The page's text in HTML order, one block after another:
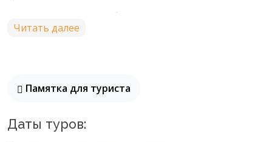
*Иногда отели могут быть изменены, в случае
изменения предупреждаем
Читать далее
Памятка для туриста
Даты туров: